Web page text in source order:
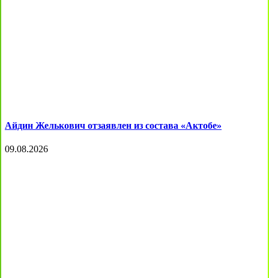
Айдин Желькович отзаявлен из состава «Актобе»
09.08.2026